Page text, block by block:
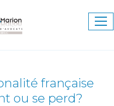
française
ou se perd?